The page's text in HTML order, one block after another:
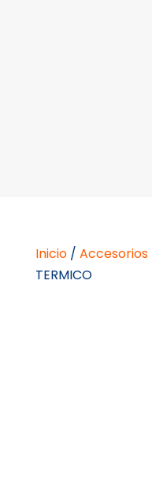
Inicio/
TERMICO